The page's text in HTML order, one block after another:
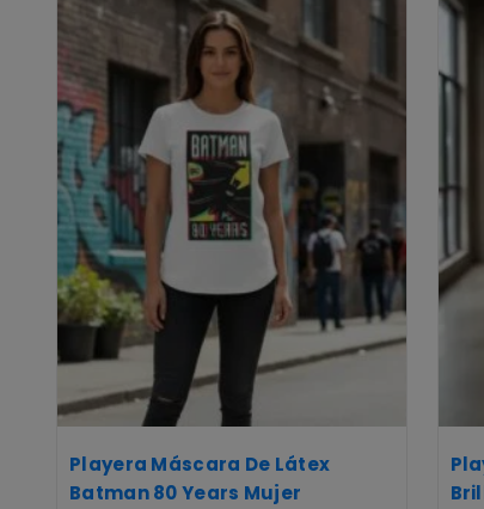
Playera Máscara De Látex
Batman 80 Years Mujer